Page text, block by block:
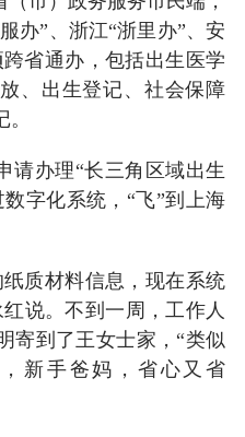
办”、浙江“浙里办”、安
省通办，包括出生医学
、出生登记、社会保障
请办理“长三角区域出生
字化系统，“飞”到上海
质材料信息，现在系统
说。不到一周，工作人
寄到了王女士家，“类似
新手爸妈，省心又省